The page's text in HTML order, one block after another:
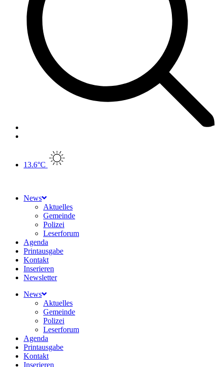
13.6°C
News
Aktuelles
Gemeinde
Polizei
Leserforum
Agenda
Printausgabe
Kontakt
Inserieren
Newsletter
News
Aktuelles
Gemeinde
Polizei
Leserforum
Agenda
Printausgabe
Kontakt
Inserieren